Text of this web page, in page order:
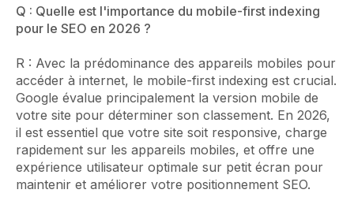
Q : Quelle est l'importance du mobile-first indexing
pour le SEO en 2026 ?
R : Avec la prédominance des appareils mobiles pour
accéder à internet, le mobile-first indexing est crucial.
Google évalue principalement la version mobile de
votre site pour déterminer son classement. En 2026,
il est essentiel que votre site soit responsive, charge
rapidement sur les appareils mobiles, et offre une
expérience utilisateur optimale sur petit écran pour
maintenir et améliorer votre positionnement SEO.